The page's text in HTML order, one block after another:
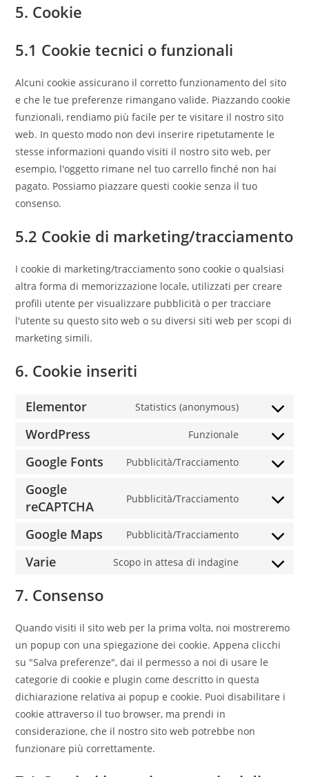
5. Cookie
5.1 Cookie tecnici o funzionali
Alcuni cookie assicurano il corretto funzionamento del sito
e che le tue preferenze rimangano valide. Piazzando cookie
funzionali, rendiamo più facile per te visitare il nostro sito
web. In questo modo non devi inserire ripetutamente le
stesse informazioni quando visiti il nostro sito web, per
esempio, l'oggetto rimane nel tuo carrello finché non hai
pagato. Possiamo piazzare questi cookie senza il tuo
consenso.
5.2 Cookie di marketing/tracciamento
I cookie di marketing/tracciamento sono cookie o qualsiasi
altra forma di memorizzazione locale, utilizzati per creare
profili utente per visualizzare pubblicità o per tracciare
l'utente su questo sito web o su diversi siti web per scopi di
marketing simili.
6. Cookie inseriti
Elementor Statistics (anonymous)
WordPress Funzionale
Google Fonts Pubblicità/Tracciamento
Google
reCAPTCHA
Pubblicità/Tracciamento
Google Maps Pubblicità/Tracciamento
Varie Scopo in attesa di indagine
7. Consenso
Quando visiti il sito web per la prima volta, noi mostreremo
un popup con una spiegazione dei cookie. Appena clicchi
su "Salva preferenze", dai il permesso a noi di usare le
categorie di cookie e plugin come descritto in questa
dichiarazione relativa ai popup e cookie. Puoi disabilitare i
cookie attraverso il tuo browser, ma prendi in
considerazione, che il nostro sito web potrebbe non
funzionare più correttamente.